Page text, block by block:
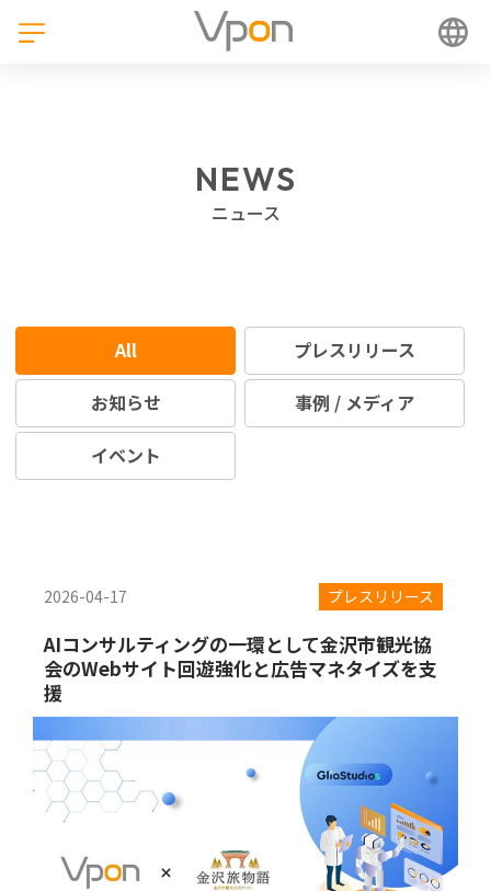
NEWS
ニュース
All
プレスリリース
お知らせ
事例 / メディア
イベント
2026-04-17 プレスリリース
AIコンサルティングの一環として金沢市観光協
会のWebサイト回遊強化と広告マネタイズを支
援